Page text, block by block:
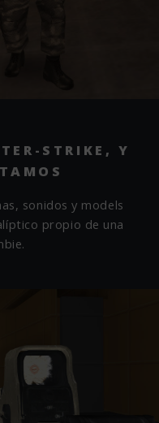
STRIKE, Y
sonidos y models
propio de una